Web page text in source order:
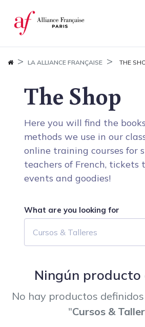
Panel de gestión de cookies
LA ALLIANCE FRANÇAISE THE
The Shop
Here you will find the
methods we use in our
online training courses for
teachers of French, tickets
events and goodies!
What are you looking for
Cursos & Talleres
Ningún producto
No hay productos
"Cursos &